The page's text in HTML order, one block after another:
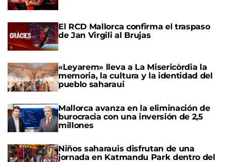
El RCD Mallorca confirma el traspaso
de Jan Virgili al Brujas
«Leyarem» lleva a La Misericòrdia la
memoria, la cultura y la identidad del
pueblo saharaui
Mallorca avanza en la eliminación de
burocracia con una inversión de 2,5
millones
Niños saharauis disfrutan de una
jornada en Katmandu Park dentro del